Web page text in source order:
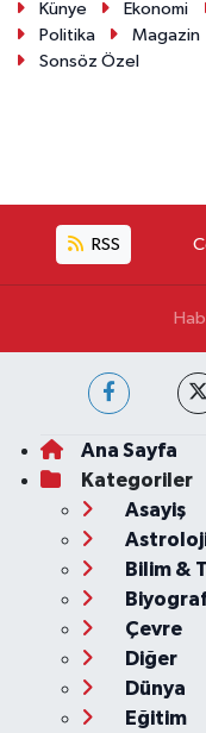
Künye Ekonomi
Politika
Magazin
Sonsöz Özel
RSS
Ana Sayfa
Kategoriler
Asayiş
Bilim &
Çevre
Diğer
Dünya
Eğitim